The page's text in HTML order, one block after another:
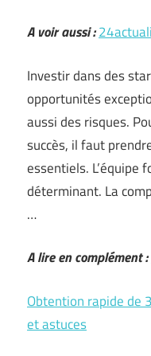
A voir aussi :
Investir dans des
opportunités
aussi des risques.
succès, il faut
essentiels. L’équipe
déterminant. La
…
A lire en complément :
Obtention rapide de
et astuces